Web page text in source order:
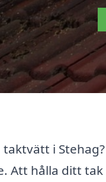
i Stehag?
Att hålla ditt tak